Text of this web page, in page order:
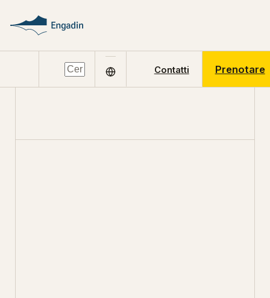
Contatti Prenotare